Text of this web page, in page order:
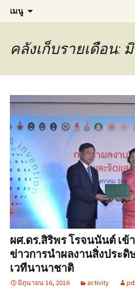
MT KMUTT
Materials Technology,
เมนู
คลังเก็บรายเดือน:
ผศ.ดร.สิริพร โรจนนันต์ เข้
ข่าวการนำผลงานสิ่งประดิ
เวทีนานาชาติ
มิถุนายน 16, 2016 activity